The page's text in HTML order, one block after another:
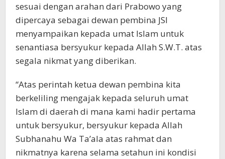
sesuai dengan arahan dari Prabowo yang
dipercaya sebagai dewan pembina JSI
menyampaikan kepada umat Islam untuk
senantiasa bersyukur kepada Allah S.W.T. atas
segala nikmat yang diberikan.
“Atas perintah ketua dewan pembina kita
berkeliling mengajak kepada seluruh umat
Islam di daerah di mana kami hadir pertama
untuk bersyukur, bersyukur kepada Allah
Subhanahu Wa Ta’ala atas rahmat dan
nikmatnya karena selama setahun ini kondisi